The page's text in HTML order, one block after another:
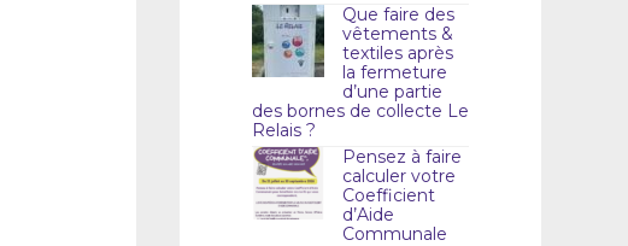
Que faire des
vêtements &
textiles après
la fermeture
d’une partie
des bornes de collecte Le
Relais ?
Pensez à faire
calculer votre
Coefficient
d’Aide
Communale